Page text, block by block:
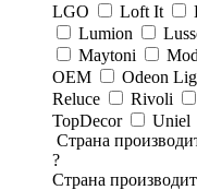
LGO
Loft It
Lumion
Maytoni
OEM
Odeon
Reluce
Rivoli
TopDecor
Uniel
Страна
?
Страна